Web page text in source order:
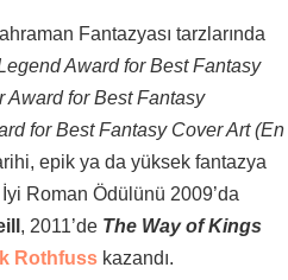
Fantazyası tarzlarında
Award for Best Fantasy
Award for Best Fantasy
for Best Fantasy Cover Art (En
epik ya da yüksek fantazya
Roman Ödülünü 2009’da
, 2011’de The Way of Kings
Rothfuss kazandı.